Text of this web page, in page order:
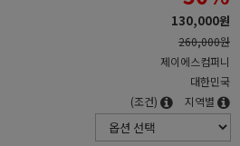
130,000원
260,000원
제이에스컴퍼니
대한민국
(조건) 지역별